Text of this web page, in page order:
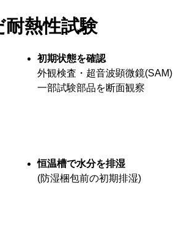
熱性試験
初期状態を確認
外観検査・超音波顕微鏡(SAM)
一部試験部品を断面観察
恒温槽で水分を排湿
(防湿梱包前の初期排湿)